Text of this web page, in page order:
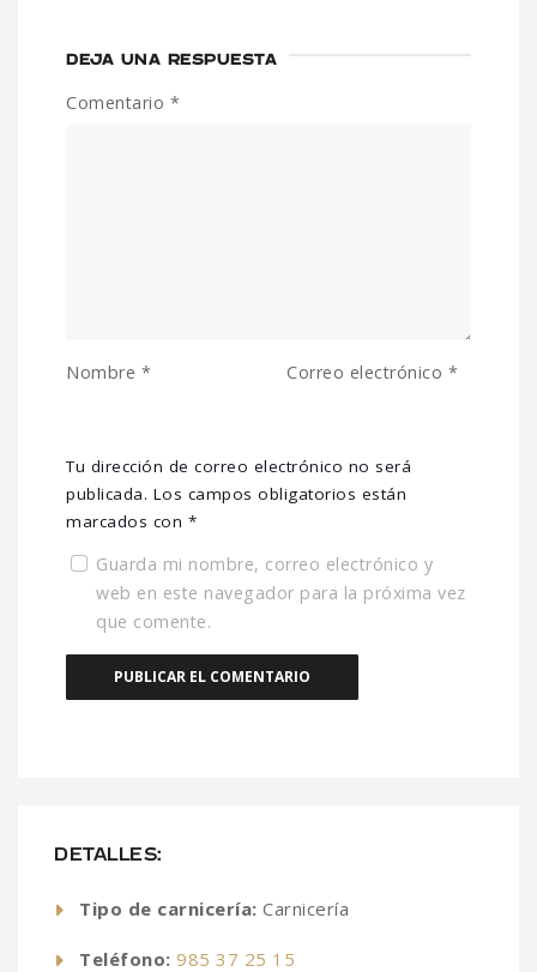
DETALLES:
Tipo de carnicería: Carnicería
Teléfono: 985 37 25 15
DEJA UNA RESPUESTA
Tu dirección de correo electrónico no será
publicada. Los campos obligatorios están
marcados con *
Comentario *
Nombre * Correo electrónico *
Guarda mi nombre, correo electrónico y
web en este navegador para la próxima vez
que comente.